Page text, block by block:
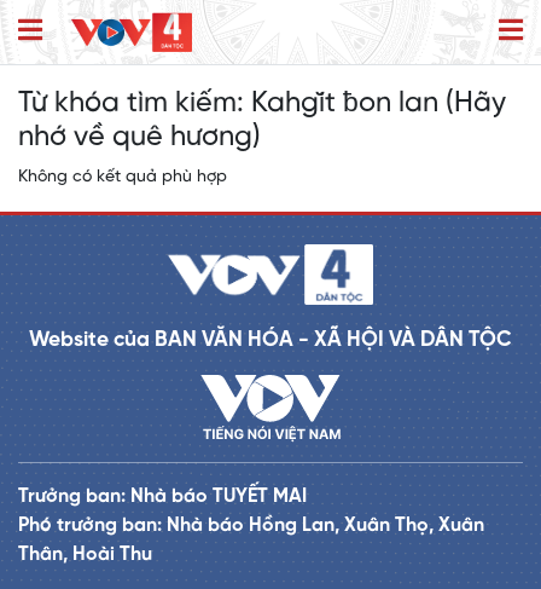
Từ khóa tìm kiếm: Kahgĭt ƀon lan (Hãy
nhớ về quê hương)
Không có kết quả phù hợp
Website của BAN VĂN HÓA - XÃ HỘI VÀ DÂN TỘC
Trưởng ban: Nhà báo TUYẾT MAI
Phó trưởng ban: Nhà báo Hồng Lan, Xuân Thọ, Xuân
Thân, Hoài Thu